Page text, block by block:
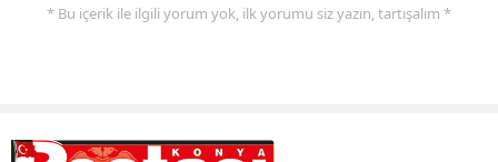
Bartın
* Bu içerik ile ilgili yorum yok, ilk yorumu siz yazın, tartışalım *